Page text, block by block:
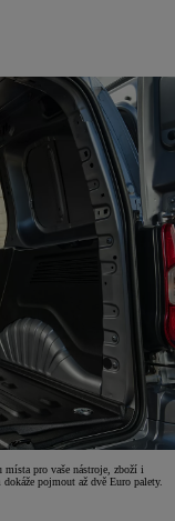
pro vaše nástroje, zboží i
pojmout až dvě Euro palety.